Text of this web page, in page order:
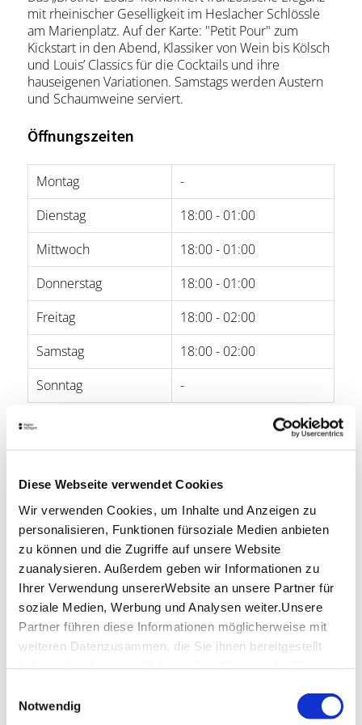
Diese Webseite verwendet Cookies
Wir verwenden Cookies, um Inhalte und Anzeigen zu
personalisieren, Funktionen fürsoziale Medien anbieten
zu können und die Zugriffe auf unsere Website
zuanalysieren. Außerdem geben wir Informationen zu
Ihrer Verwendung unsererWebsite an unsere Partner für
soziale Medien, Werbung und Analysen weiter.Unsere
Partner führen diese Informationen möglicherweise mit
weiteren Datenzusammen, die Sie ihnen bereitgestellt
Impressum
Notwendig
mit rheinischer Geselligkeit im Heslacher Schlössle
am Marienplatz. Auf der Karte: "Petit Pour" zum
Kickstart in den Abend, Klassiker von Wein bis Kölsch
und Louis’ Classics für die Cocktails und ihre
hauseigenen Variationen. Samstags werden Austern
und Schaumweine serviert.
Öffnungszeiten
Montag
-
Dienstag
18:00 - 01:00
Mittwoch
18:00 - 01:00
Donnerstag
18:00 - 01:00
Freitag
18:00 - 02:00
Samstag
18:00 - 02:00
Sonntag
-
Öffnungszeiten von Google
Filderstraße 61
70180 Stuttgart
Telefon:0711 91275179
Website:brother-louis.de